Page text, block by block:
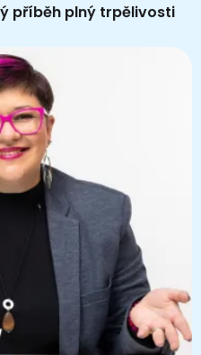
příběh plný trpělivosti